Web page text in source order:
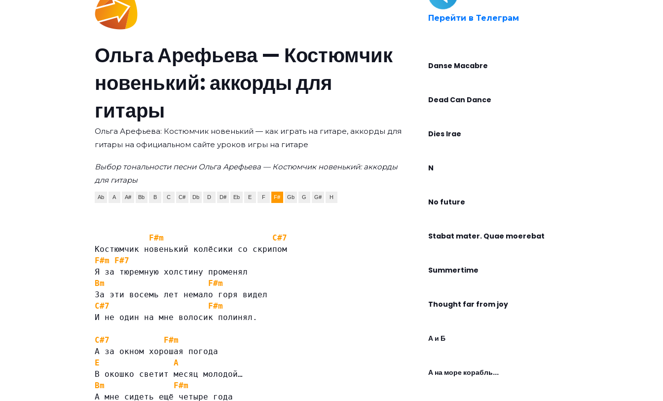
Ольга Арефьева — Костюмчик
новенький: аккорды для
гитары
Ольга Арефьева: Костюмчик новенький — как играть на гитаре, аккорды для
гитары на официальном сайте уроков игры на гитаре
Выбор тональности песни Ольга Арефьева — Костюмчик новенький: аккорды
для гитары
Ab A A# Bb B C C# Db D D# Eb E F F# Gb G G# H
F#m
C#7
Костюмчик новенький колёсики со скрипом
F#m
F#7
Я за тюремную холстину променял
Bm
F#m
За эти восемь лет немало горя видел
C#7
F#m
И не один на мне волосик полинял.
C#7
F#m
А за окном хорошая погода
E
A
В окошко светит месяц молодой…
Bm
F#m
А мне сидеть ещё четыре года
Перейти в Телеграм
Danse Macabre
Dead Can Dance
Dies Irae
N
No future
Stabat mater. Quae moerebat
Summertime
Thought far from joy
А и Б
А на море корабль...